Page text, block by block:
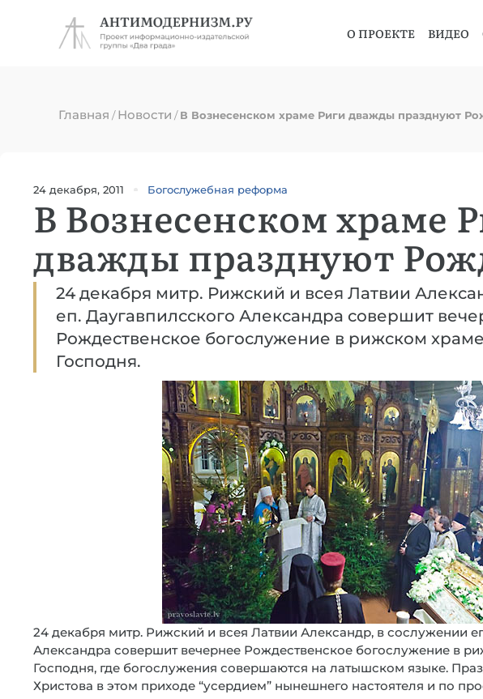
О ПРОЕКТЕ ВИДЕО
Главная /Новости /В Вознесенском храме Риги дважды празднуют
24 декабря, 2011 Богослужебная реформа
В Вознесенском храме
дважды празднуют
24 декабря митр. Рижский и всея Латвии
еп. Даугавпилсского Александра совершит
Рождественское богослужение в рижском
Господня.
24 декабря митр. Рижский и всея Латвии Александр, в сослужении
Александра совершит вечернее Рождественское богослужение в
Господня, где богослужения совершаются на латышском языке.
Христова в этом приходе “усердием” нынешнего настоятеля и по